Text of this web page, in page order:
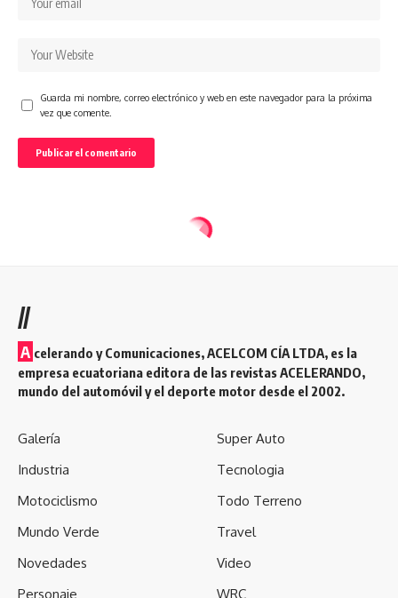
Guarda mi nombre, correo electrónico y web en este navegador para la próxima
vez que comente.
//
A celerando y Comunicaciones, ACELCOM CÍA LTDA, es la
empresa ecuatoriana editora de las revistas ACELERANDO,
mundo del automóvil y el deporte motor desde el 2002.
Galería
Industria
Motociclismo
Mundo Verde
Novedades
Personaje
Super Auto
Tecnologia
Todo Terreno
Travel
Video
WRC